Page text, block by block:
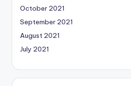
October 2021
September 2021
August 2021
July 2021